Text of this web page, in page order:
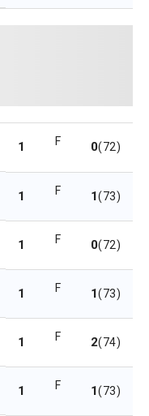
1 F 0(72)
1 F 1(73)
1 F 0(72)
1 F 1(73)
1 F 2(74)
1 F 1(73)